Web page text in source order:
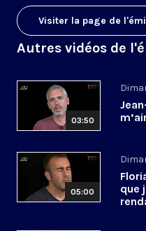
Visiter la page de
Autres vidéos de
03:50
05:00
que